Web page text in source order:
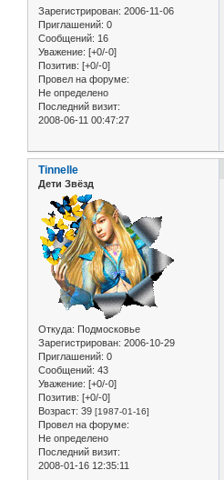
Зарегистрирован: 2006-11-06
Приглашений: 0
Сообщений: 16
Уважение: [+0/-0]
Позитив: [+0/-0]
Провел на форуме:
Не определено
Последний визит:
2008-06-11 00:47:27
Tinnelle
Дети Звёзд
Откуда: Подмосковье
Зарегистрирован: 2006-10-29
Приглашений: 0
Сообщений: 43
Уважение: [+0/-0]
Позитив: [+0/-0]
Возраст: 39 [1987-01-16]
Провел на форуме:
Не определено
Последний визит:
2008-01-16 12:35:11